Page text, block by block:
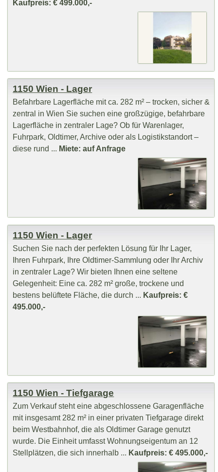
Kaufpreis: € 499.000,-
1150 Wien - Lager
Befahrbare Lagerfläche mit ca. 282 m² – trocken, sicher &
zentral in Wien Sie suchen eine großzügige, befahrbare
Lagerfläche in zentraler Lage? Ob für Warenlager,
Fuhrpark, Oldtimer, Archive oder als Logistikstandort –
diese rund ... Miete: auf Anfrage
1150 Wien - Lager
Suchen Sie nach der perfekten Lösung für Ihr Lager,
Ihren Fuhrpark, Ihre Oldtimer-Sammlung oder Ihr Archiv
in zentraler Lage? Wir bieten Ihnen eine seltene
Gelegenheit: Eine ca. 282 m² große, trockene und
bestens belüftete Fläche, die durch ... Kaufpreis: €
495.000,-
1150 Wien - Tiefgarage
Zum Verkauf steht eine abgeschlossene Garagenfläche
mit insgesamt 282 m² in einer privaten Tiefgarage direkt
beim Westbahnhof, die als Oldtimer Garage genutzt
wurde. Die Einheit umfasst Wohnungseigentum an 12
Stellplätzen, die sich innerhalb ... Kaufpreis: € 495.000,-